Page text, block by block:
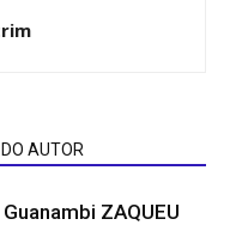
AUTOR
ZAQUEU